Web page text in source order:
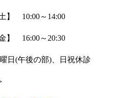
土】 10:00～ 14:00
金】 16:00～ 20:30
日 (午後の部) 、日祝休診